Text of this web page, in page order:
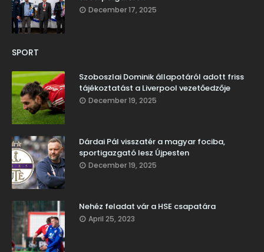
December 17, 2025
SPORT
Szoboszlai Dominik állapotáról adott friss
tájékoztatást a Liverpool vezetőedzője
December 19, 2025
Dárdai Pál visszatér a magyar fociba,
sportigazgató lesz Újpesten
December 19, 2025
Nehéz feladat vár a HSE csapatára
April 25, 2023